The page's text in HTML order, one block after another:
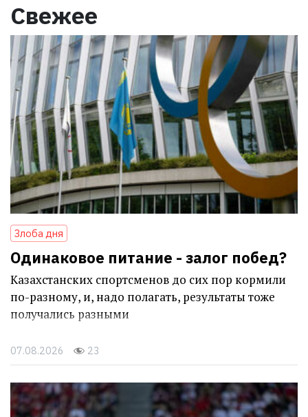
Свежее
Злоба дня
Одинаковое питание - залог побед?
Казахстанских спортсменов до сих пор кормили
по-разному, и, надо полагать, результаты тоже
получались разными
07.08.2026 23